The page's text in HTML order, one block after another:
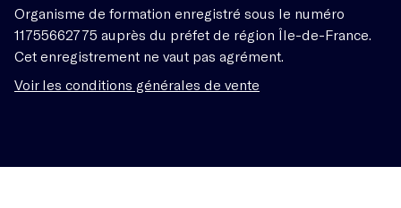
Organisme de formation enregistré sous le numéro
11755662775 auprès du préfet de région Île-de-France.
Cet enregistrement ne vaut pas agrément.
Voir les conditions générales de vente